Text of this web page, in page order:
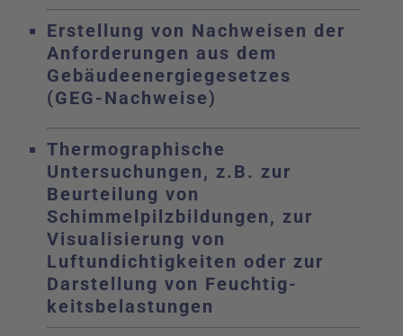
Erstellung von Nachweisen der
Anforderungen aus dem
Gebäudeenergiegesetzes
(GEG-Nachweise)
Thermographische
Untersuchungen, z.B. zur
Beurteilung von
Schimmelpilzbildungen, zur
Visualisierung von
Luftundichtigkeiten oder zur
Darstellung von Feuchtig-
keitsbelastungen